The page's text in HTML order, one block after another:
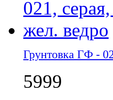
Грунтовка ГФ -
5999